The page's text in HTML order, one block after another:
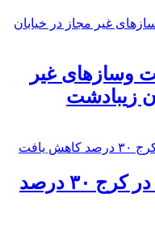
وسازهای غیر
زیبادشت
️قیمت مسکن در کرج ۳۰ درصد